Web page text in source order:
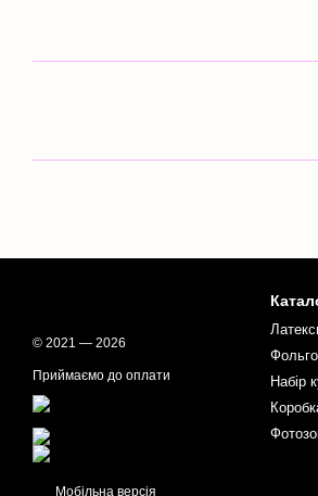
© 2021 — 2026
Приймаємо до оплати
Мобільна версія
Набір